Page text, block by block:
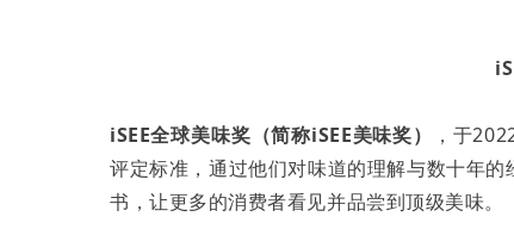
iSEE全球美味奖（简称iSEE美味奖）
，于
评定标准，通过他们对味道的理解与数十年
书，让更多的消费者看见并品尝到顶级美味。